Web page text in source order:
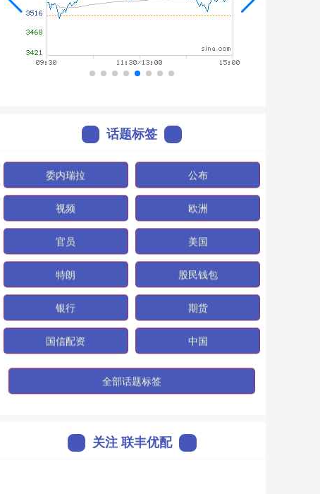
话题标签
委内瑞拉 公布
视频 欧洲
官员 美国
特朗 股民钱包
银行 期货
国信配资 中国
全部话题标签
关注 联丰优配